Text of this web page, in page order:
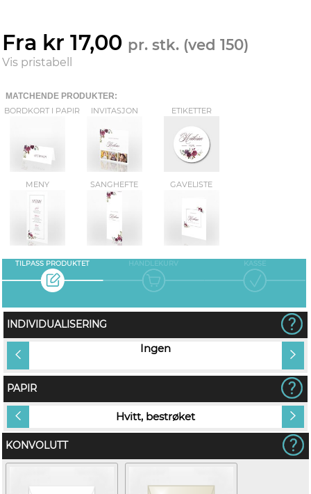
Fra kr 17,00 pr. stk. (ved 150)
Vis pristabell
MATCHENDE PRODUKTER:
BORDKORT I PAPIR
INVITASJON ETIKETTER
MENY SANGHEFTE GAVELISTE
TILPASS PRODUKTET HANDLEKURV KASSE
INDIVIDUALISERING
på Ingen
PAPIR
Hvitt, bestrøket
KONVOLUTT